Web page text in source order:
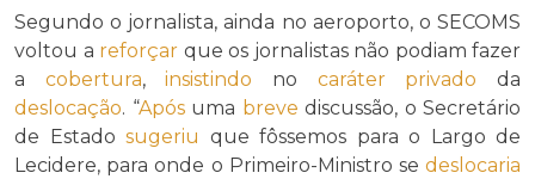
Segundo o jornalista, ainda no aeroporto, o SECOMS
voltou a reforçar que os jornalistas não podiam fazer
a cobertura,insistindo no caráter privado da
deslocação. “Apósuma breve discussão, o Secretário
de Estado sugeriu que fôssemos para o Largo de
Lecidere, para onde o Primeiro-Ministro se deslocaria